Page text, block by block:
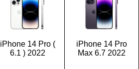
iPhone 14 Pro (
6.1 ) 2022
iPhone 14 Pro
Max 6.7 2022